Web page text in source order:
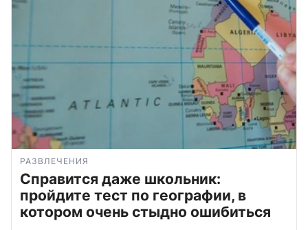
РАЗВЛЕЧЕНИЯ
Справится даже школьник:
пройдите тест по географии, в
котором очень стыдно ошибиться